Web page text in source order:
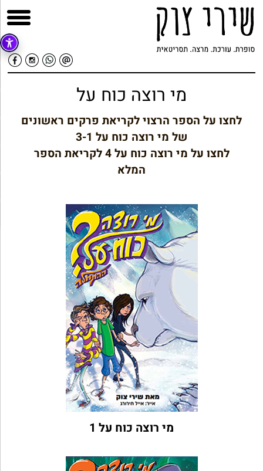
מי רוצה כוח על
לחצו על הספר הרצוי לקריאת פרקים ראשונים
של מי רוצה כוח על 3-1
לחצו על מי רוצה כוח על 4 לקריאת הספר
המלא
מי רוצה כוח על 1